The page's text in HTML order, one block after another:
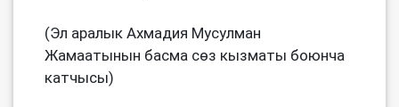
(Эл аралык Ахмадия Мусулман
Жамаатынын басма сөз кызматы боюнча
катчысы)